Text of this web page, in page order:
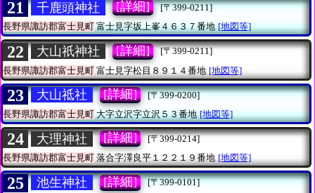
21 千鹿頭神社 [詳細]
[〒399-0211]
長野県諏訪郡富士見町富士見字坂上峯４６３７番地 [地図等]
22 大山祇神社 [詳細]
[〒399-0211]
長野県諏訪郡富士見町 富士見字松目８９１４番地 [地図等]
23 大山祗社 [詳細]
[〒399-0200]
長野県諏訪郡富士見町大字立沢字立沢５３番地 [地図等]
24 大理神社 [詳細]
[〒399-0214]
長野県諏訪郡富士見町落合字澤良平１２２１９番地 [地図等]
25 池生神社 [詳細]
[〒399-0101]